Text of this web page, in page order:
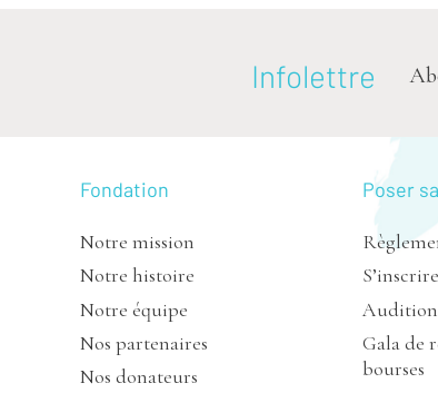
Infolettre
Fondation
Notre mission
Notre histoire
Notre équipe
Nos partenaires
Nos donateurs
Poser
S’inscrire
Gala de
bourses